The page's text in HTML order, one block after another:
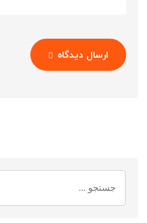
ارسال دیدگاه
برای: